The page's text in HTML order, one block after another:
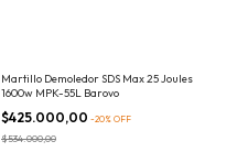
Martillo Demoledor SDS Max 25 Joules
1600w MPK-55L Barovo
$425.000,00 -20% OFF
$534.000,00